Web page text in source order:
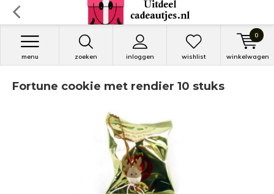
zoeken inloggen
menu wishlist winkelwagen
0
Fortune cookie met rendier 10 stuks